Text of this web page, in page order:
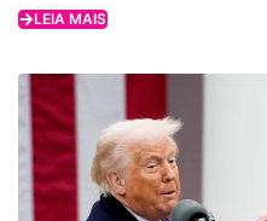
LEIA MAIS